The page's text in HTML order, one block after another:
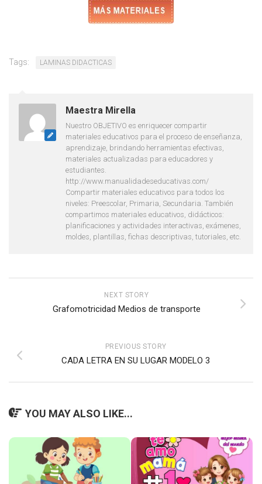
Tags: LAMINAS DIDACTICAS
Maestra Mirella
Nuestro OBJETIVO es enriquecer compartir
materiales educativos para el proceso de enseñanza,
aprendizaje, brindando herramientas efectivas,
materiales actualizadas para educadores y
estudiantes.
http://www.manualidadeseducativas.com/
Compartir materiales educativos para todos los
niveles: Preescolar, Primaria, Secundaria. También
compartimos materiales educativos, didácticos:
planificaciones y actividades interactivas, exámenes,
moldes, plantillas, fichas descriptivas, tutoriales, etc.
NEXT STORY
Grafomotricidad Medios de transporte
PREVIOUS STORY
CADA LETRA EN SU LUGAR MODELO 3
YOU MAY ALSO LIKE...